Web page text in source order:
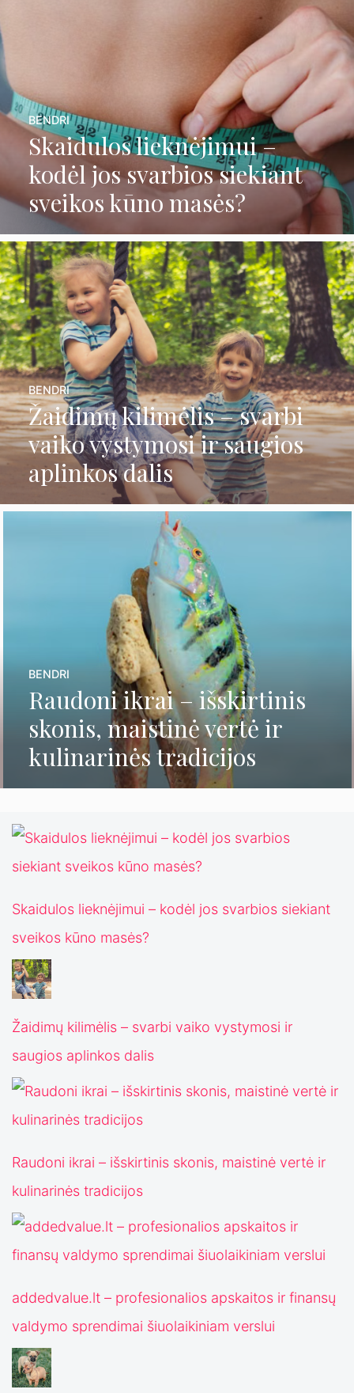
Skaidulos lieknėjimui –
kodėl jos svarbios siekiant
sveikos kūno masės?
BENDRI
Žaidimų kilimėlis – svarbi
vaiko vystymosi ir saugios
aplinkos dalis
BENDRI
Raudoni ikrai – išskirtinis
skonis, maistinė vertė ir
kulinarinės tradicijos
BENDRI
Skaidulos lieknėjimui – kodėl jos svarbios siekiant
sveikos kūno masės?
Žaidimų kilimėlis – svarbi vaiko vystymosi ir
saugios aplinkos dalis
Raudoni ikrai – išskirtinis skonis, maistinė vertė ir
kulinarinės tradicijos
addedvalue.lt – profesionalios apskaitos ir finansų
valdymo sprendimai šiuolaikiniam verslui